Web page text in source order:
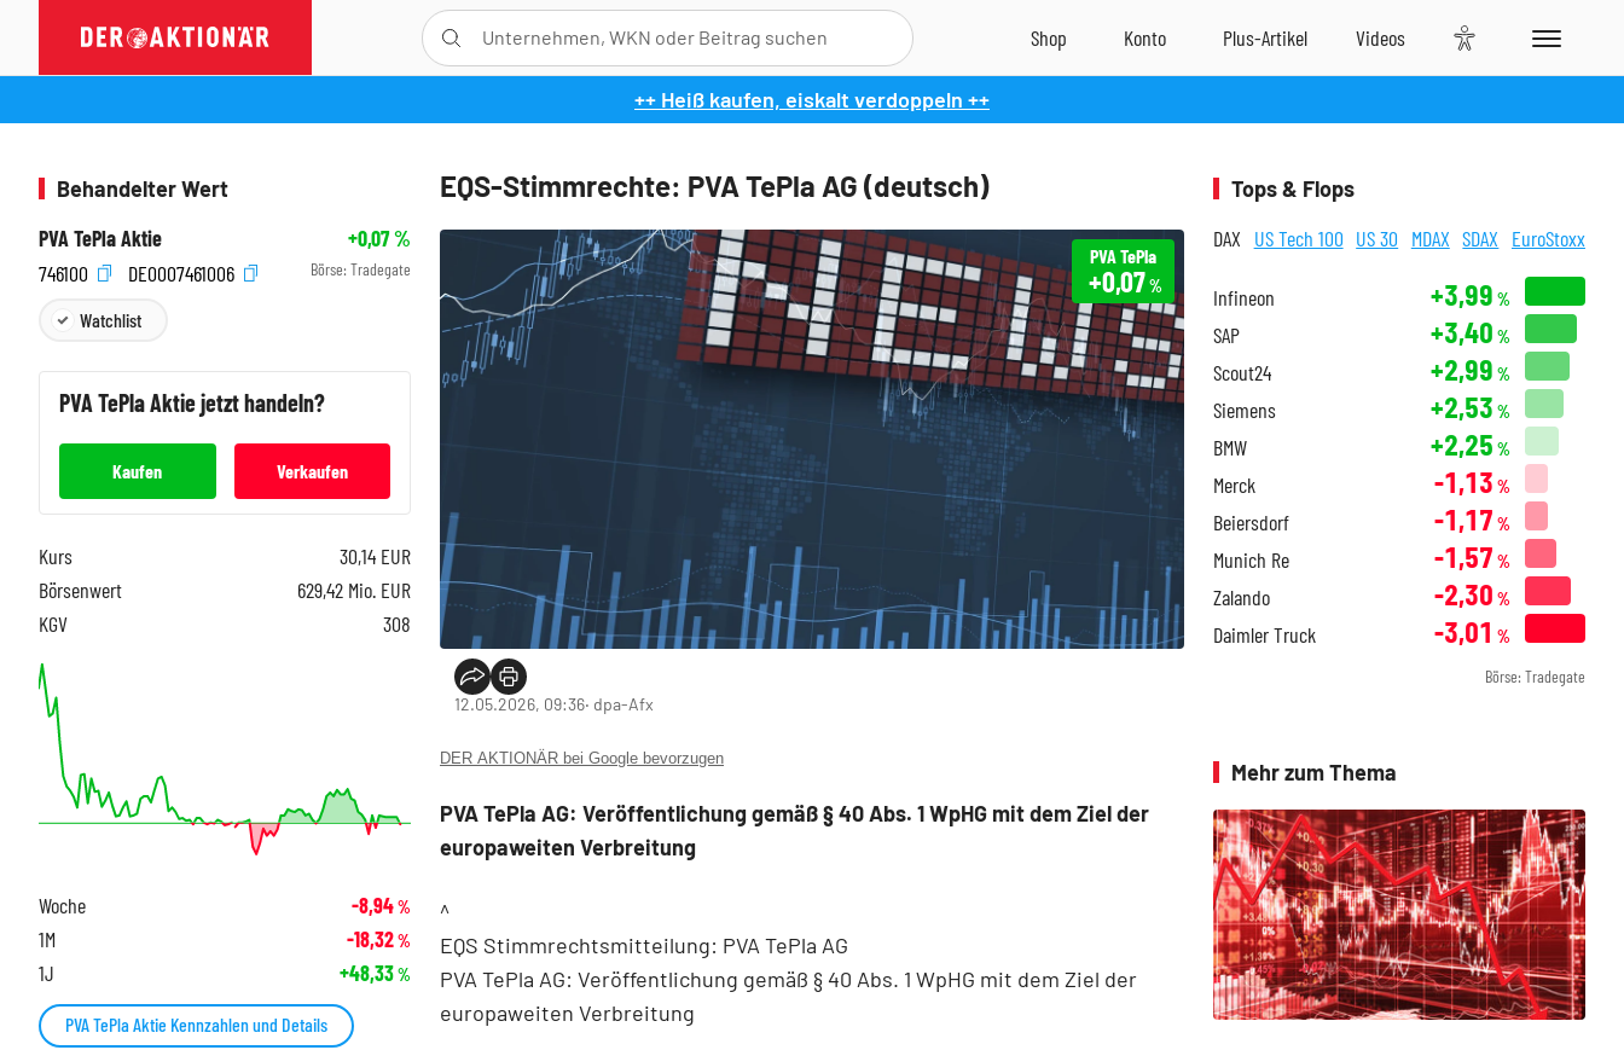
++ Heiß kaufen, eiskalt verdoppeln ++
EQS-Stimmrechte: PVA TePla AG (deutsch)
PVA TePla
+0,07%
12.05.2026, 09:36‧ dpa-Afx
DER AKTIONÄR bei Google bevorzugen
PVA TePla AG: Veröffentlichung gemäß § 40 Abs. 1 WpHG mit dem Ziel der
europaweiten Verbreitung
^
EQS Stimmrechtsmitteilung: PVA TePla AG
PVA TePla AG: Veröffentlichung gemäß § 40 Abs. 1 WpHG mit dem Ziel der
europaweiten Verbreitung
Behandelter Wert
PVA TePla Aktie
+0,07%
746100
DE0007461006 Börse: Tradegate
Watchlist
PVA TePlaAktie jetzt handeln?
Kaufen Verkaufen
Kurs 30,14 EUR
Börsenwert
629,42 Mio. EUR
KGV
308
Woche -8,94%
1M -18,32%
1J +48,33%
PVA TePla Aktie Kennzahlen und Details
Tops & Flops
DAX US Tech 100 US 30 MDAX SDAX EuroStoxx
Infineon +3,99 %
SAP +3,40 %
Scout24 +2,99 %
Siemens +2,53 %
BMW +2,25 %
Merck -1,13 %
Beiersdorf -1,17 %
Munich Re -1,57 %
Zalando -2,30 %
Daimler Truck -3,01 %
Börse: Tradegate
Mehr zum Thema